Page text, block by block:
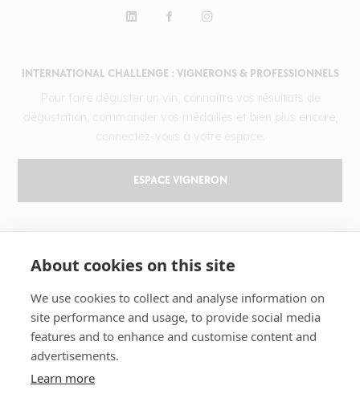
About cookies on this site
We use cookies to collect and analyse information on
site performance and usage, to provide social media
features and to enhance and customise content and
advertisements.
Learn more
INTERNATIONAL CHALLENGE : VIGNERONS & PROFESSIONNELS
ESPACE VIGNERON
Le challenge
Résultats
Magazine